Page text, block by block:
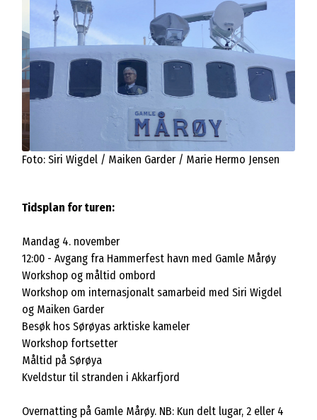
Foto: Siri Wigdel / Maiken Garder / Marie Hermo Jensen
Tidsplan for turen:
Mandag 4. november
12:00 - Avgang fra Hammerfest havn med Gamle Mårøy
Workshop og måltid ombord
Workshop om internasjonalt samarbeid med Siri Wigdel
og Maiken Garder
Besøk hos Sørøyas arktiske kameler
Workshop fortsetter
Måltid på Sørøya
Kveldstur til stranden i Akkarfjord
Overnatting på Gamle Mårøy. NB: Kun delt lugar, 2 eller 4